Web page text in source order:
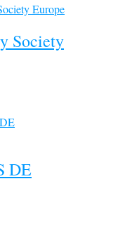
Society
DE